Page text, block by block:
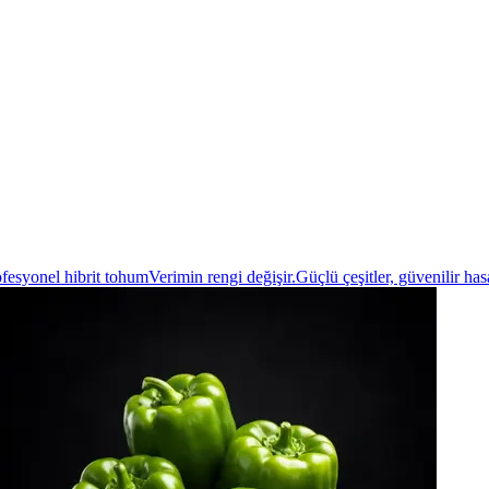
hibrit tohumVerimin rengi değişir.Güçlü çeşitler, güvenilir